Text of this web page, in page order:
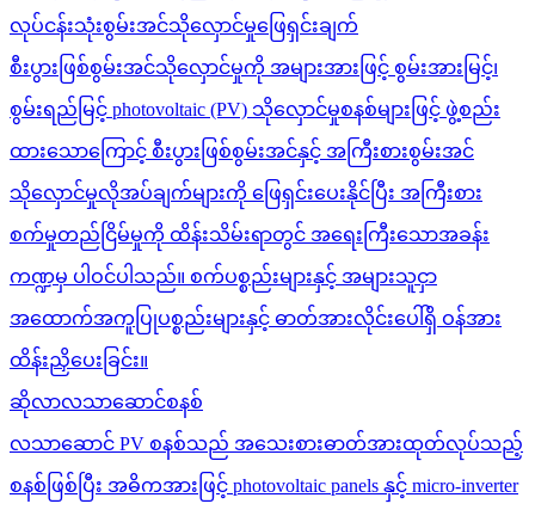
လုပ်ငန်းသုံးစွမ်းအင်သိုလှောင်မှုဖြေရှင်းချက်
စီးပွားဖြစ်စွမ်းအင်သိုလှောင်မှုကို အများအားဖြင့် စွမ်းအားမြင့်၊
စွမ်းရည်မြင့် photovoltaic (PV) သိုလှောင်မှုစနစ်များဖြင့် ဖွဲ့စည်း
ထားသောကြောင့် စီးပွားဖြစ်စွမ်းအင်နှင့် အကြီးစားစွမ်းအင်
သိုလှောင်မှုလိုအပ်ချက်များကို ဖြေရှင်းပေးနိုင်ပြီး အကြီးစား
စက်မှုတည်ငြိမ်မှုကို ထိန်းသိမ်းရာတွင် အရေးကြီးသောအခန်း
ကဏ္ဍမှ ပါဝင်ပါသည်။ စက်ပစ္စည်းများနှင့် အများသူငှာ
အထောက်အကူပြုပစ္စည်းများနှင့် ဓာတ်အားလိုင်းပေါ်ရှိ ဝန်အား
ထိန်းညှိပေးခြင်း။
ဆိုလာလသာဆောင်စနစ်
လသာဆောင် PV စနစ်သည် အသေးစားဓာတ်အားထုတ်လုပ်သည့်
စနစ်ဖြစ်ပြီး အဓိကအားဖြင့် photovoltaic panels နှင့် micro-inverter